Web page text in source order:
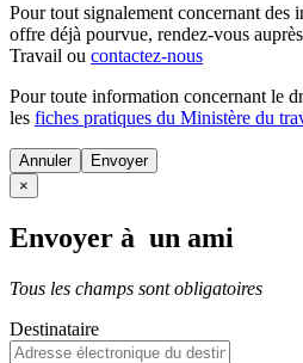
Pour tout signalement concernant des
offre déjà pourvue, rendez-vous
Travail ou contactez-nous
Pour toute information concernant le
les fiches pratiques du Ministère du
Annuler
×
Envoyer à un ami
Tous les champs sont obligatoires
Destinataire